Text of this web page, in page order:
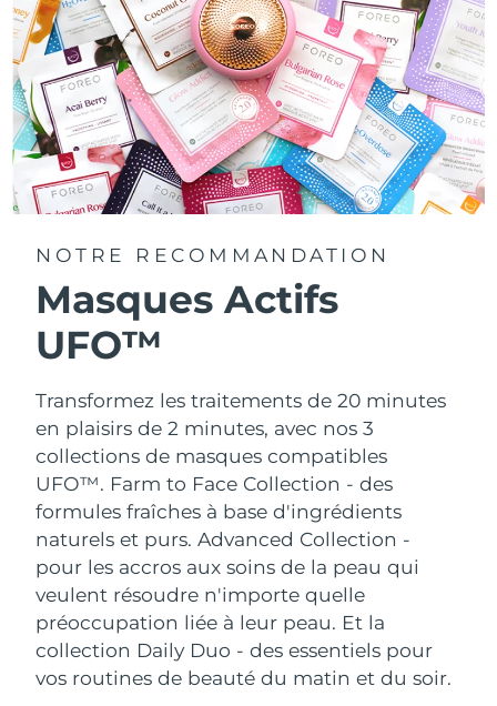
NOTRE RECOMMANDATION
Masques Actifs
UFO™
Transformez les traitements de 20 minutes
en plaisirs de 2 minutes, avec nos 3
collections de masques compatibles
UFO™. Farm to Face Collection - des
formules fraîches à base d'ingrédients
naturels et purs. Advanced Collection -
pour les accros aux soins de la peau qui
veulent résoudre n'importe quelle
préoccupation liée à leur peau. Et la
collection Daily Duo - des essentiels pour
vos routines de beauté du matin et du soir.